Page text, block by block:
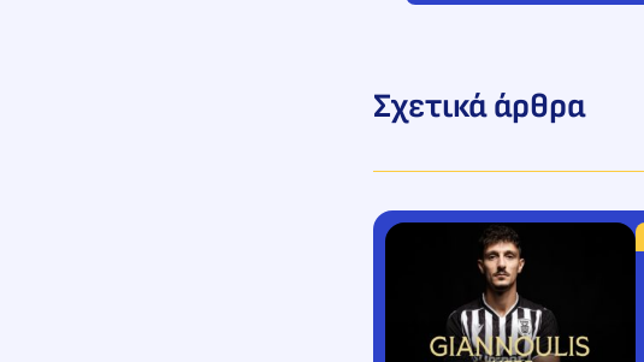
Σχετικά άρθρα